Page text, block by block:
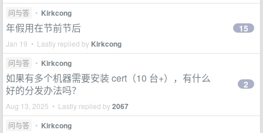
问与答 • Kirkcong
年假用在节前节后
Jan 19 • Lastly replied by Kirkcong
15
问与答 • Kirkcong
如果有多个机器需要安装 cert（10 台+），有什么
好的分发办法吗？
Aug 13, 2025 • Lastly replied by2067
2
问与答 • Kirkcong